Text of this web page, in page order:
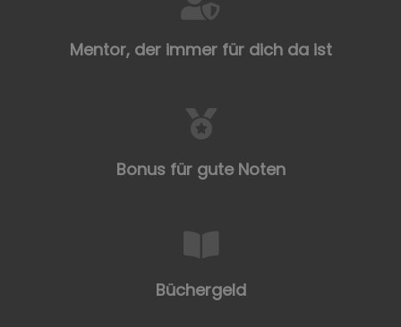
Mentor, der immer für dich da ist
Bonus für gute Noten
Büchergeld